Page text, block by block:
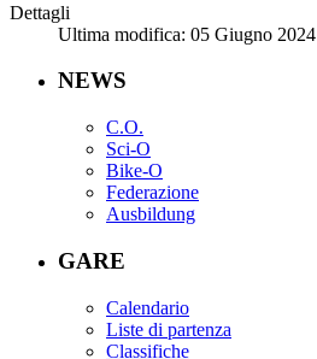
Dettagli
Ultima modifica: 05 Giugno 2024
NEWS
C.O.
Sci-O
Bike-O
Federazione
Ausbildung
GARE
Calendario
Liste di partenza
Classifiche